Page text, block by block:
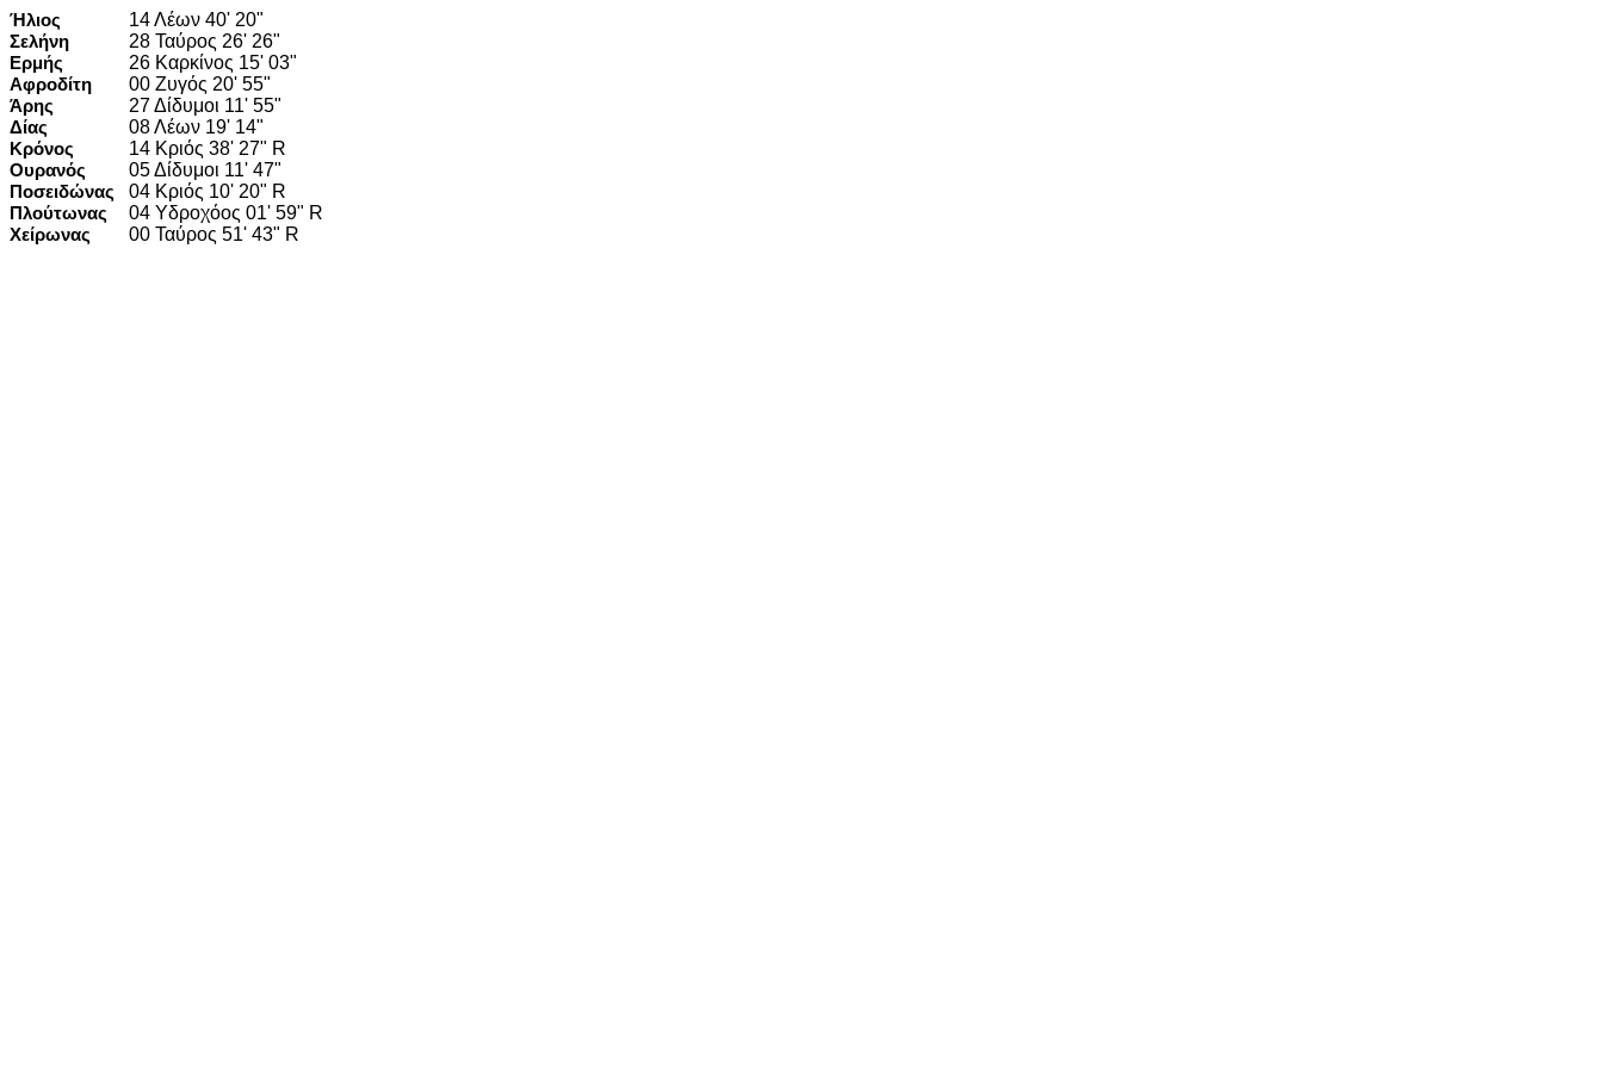
Ήλιος
14 Λέων 40' 20"
Σελήνη
28 Ταύρος 26' 26"
Ερμής
26 Καρκίνος 15' 03"
Αφροδίτη
00 Ζυγός 20' 55"
Άρης
27 Δίδυμοι 11' 55"
Δίας
08 Λέων 19' 14"
Κρόνος
14 Κριός 38' 27" R
Ουρανός
05 Δίδυμοι 11' 47"
Ποσειδώνας
04 Κριός 10' 20" R
Πλούτωνας
04 Υδροχόος 01' 59" R
Χείρωνας
00 Ταύρος 51' 43" R